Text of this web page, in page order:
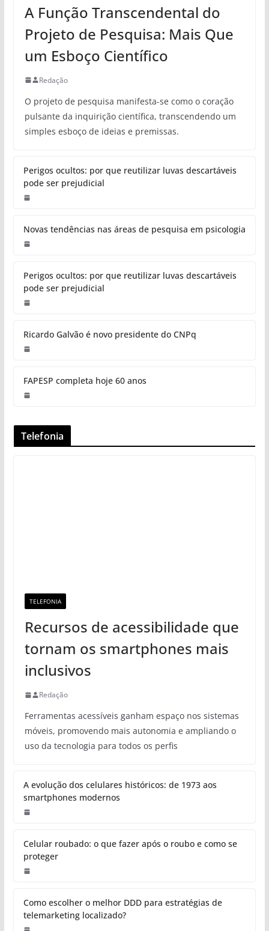
A Função Transcendental do
Projeto de Pesquisa: Mais Que
um Esboço Científico
Redação
O projeto de pesquisa manifesta-se como o coração
pulsante da inquirição científica, transcendendo um
simples esboço de ideias e premissas.
Perigos ocultos: por que reutilizar luvas descartáveis
pode ser prejudicial
Novas tendências nas áreas de pesquisa em psicologia
Perigos ocultos: por que reutilizar luvas descartáveis
pode ser prejudicial
Ricardo Galvão é novo presidente do CNPq
FAPESP completa hoje 60 anos
Telefonia
TELEFONIA
Recursos de acessibilidade que
tornam os smartphones mais
inclusivos
Redação
Ferramentas acessíveis ganham espaço nos sistemas
móveis, promovendo mais autonomia e ampliando o
uso da tecnologia para todos os perfis
A evolução dos celulares históricos: de 1973 aos
smartphones modernos
Celular roubado: o que fazer após o roubo e como se
proteger
Como escolher o melhor DDD para estratégias de
telemarketing localizado?